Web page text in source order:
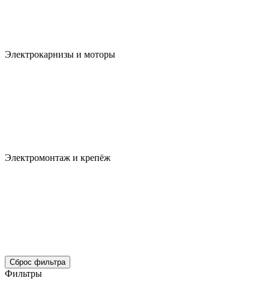
Электрокарнизы и моторы
Электромонтаж и крепёж
Сброс фильтра
Фильтры